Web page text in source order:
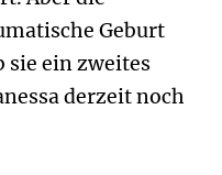
Geburt
sie ein zweites
derzeit noch